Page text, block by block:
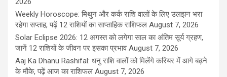
Weekly Horoscope: मिथुन और कर्क राशि वालों के लिए उलझन भरा
रहेगा सप्ताह, पढ़ें 12 राशियों का साप्ताहिक राशिफल August 7, 2026
Solar Eclipse 2026: 12 अगस्त को लगेगा साल का अंतिम सूर्य ग्रहण,
जानें 12 राशियों के जीवन पर इसका प्रभाव August 7, 2026
Aaj Ka Dhanu Rashifal: धनु राशि वालों को मिलेंगे करियर में आगे बढ़ने
के मौके, पढ़ें आज का राशिफल August 7, 2026